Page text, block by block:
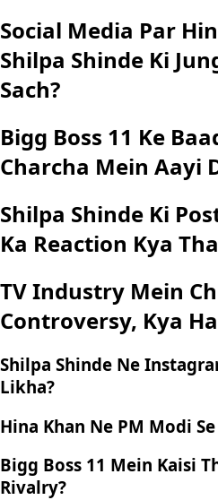
Social Media Par
Shilpa Shinde Ki
Sach?
Bigg Boss 11 Ke
Charcha Mein Aayi
Shilpa Shinde Ki
Ka Reaction Kya
TV Industry Mein
Controversy, Kya
Shilpa Shinde Ne
Likha?
Hina Khan Ne PM Modi
Bigg Boss 11 Mein Kaisi
Rivalry?